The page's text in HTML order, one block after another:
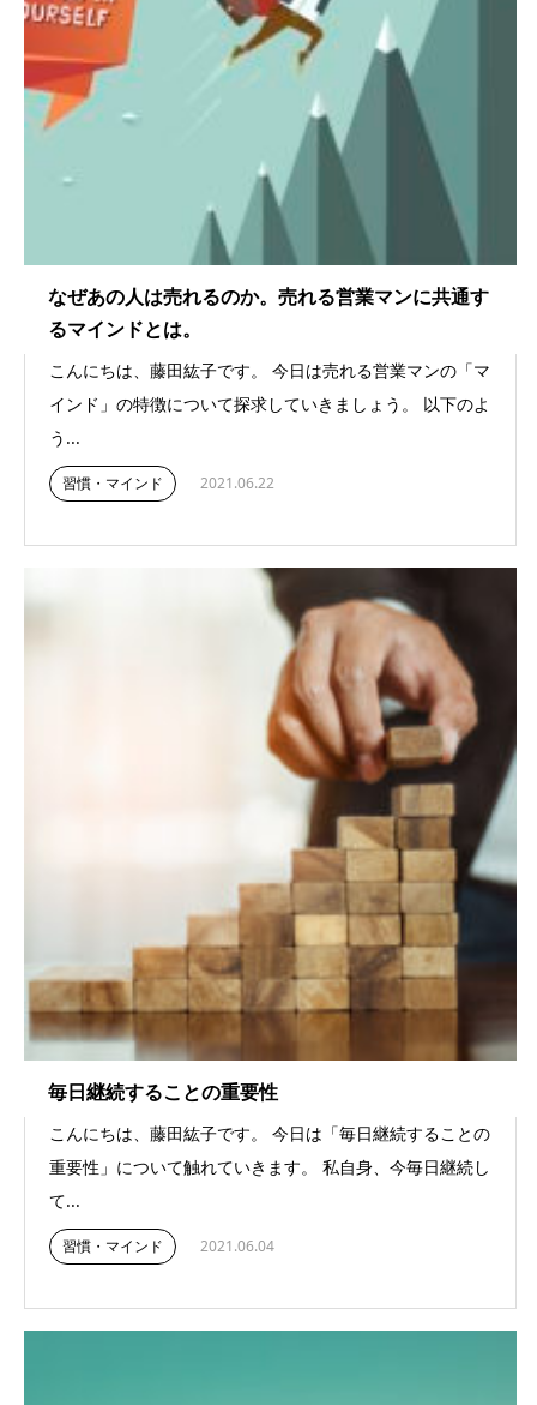
なぜあの人は売れるのか。売れる営業マンに共通す
るマインドとは。
こんにちは、藤田紘子です。 今日は売れる営業マンの「マ
インド」の特徴について探求していきましょう。 以下のよ
う...
習慣・マインド 2021.06.22
毎日継続することの重要性
こんにちは、藤田紘子です。 今日は「毎日継続することの
重要性」について触れていきます。 私自身、今毎日継続し
て...
習慣・マインド 2021.06.04